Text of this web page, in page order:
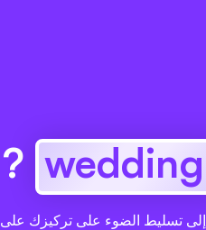
?
يؤدي اختيار اسم نطاق .wedding إلى تسليط الضوء على تركيزك على